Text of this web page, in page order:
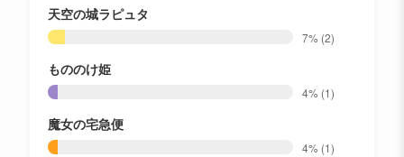
天空の城ラピュタ
7% (2)
もののけ姫
4% (1)
魔女の宅急便
4% (1)